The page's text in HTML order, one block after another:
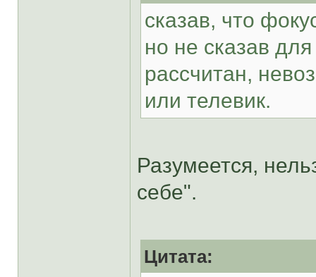
сказав, что
но не сказав
рассчитан,
или телевик.
Разумеется,
себе".
Цитата: